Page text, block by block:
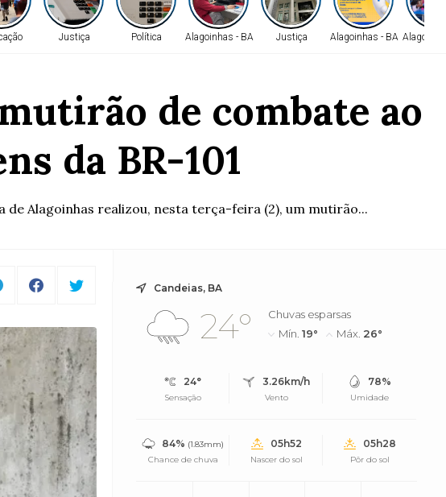
Justiça Política Alagoinhas - BA Justiça Alagoinhas - BA
de combate ao
da BR-101
Alagoinhas realizou, nesta terça-feira (2), um mutirão...
Candeias, BA
24°
Chuvas esparsas
Mín.19° Máx. 26°
24°
Sensação
3.26km/h
Vento
78%
Umidade
84% (1.83mm)
Chance de chuva
05h52
Nascer do sol
05h28
Pôr do sol